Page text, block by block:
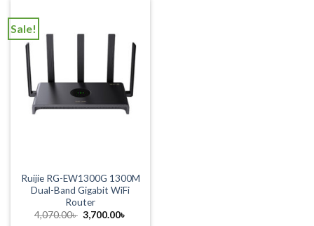
Sale!
Ruijie RG-EW1300G 1300M
Dual-Band Gigabit WiFi
Router
4,070.00৳ Original
price
3,700.00৳